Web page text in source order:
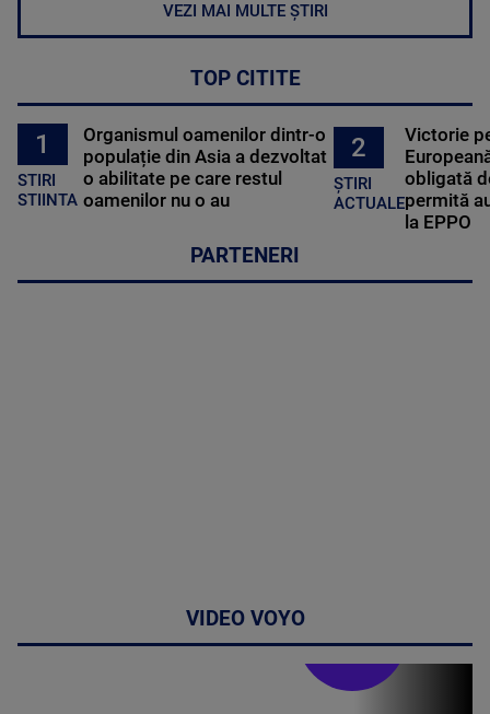
VEZI MAI MULTE ȘTIRI
TOP CITITE
1
STIRI
STIINTA
Organismul oamenilor dintr-o
populație din Asia a dezvoltat
o abilitate pe care restul
oamenilor nu o au
2
ȘTIRI
ACTUALE
Victorie
obligată
permită
la EPPO
PARTENERI
VIDEO VOYO